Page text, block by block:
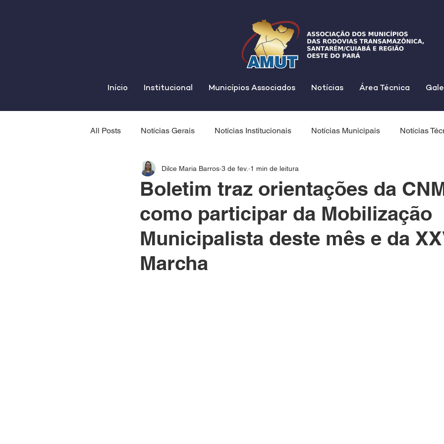
Início Institucional Municípios Associados Notícias Área Técnica
All Posts Notícias Gerais Notícias Institucionais Notícias Municipais Notícias
Boletim traz orientações da
como participar da Mobilização
Municipalista deste mês e da
Marcha
Dilce Maria Barros 3 de fev. 1 min de leitura